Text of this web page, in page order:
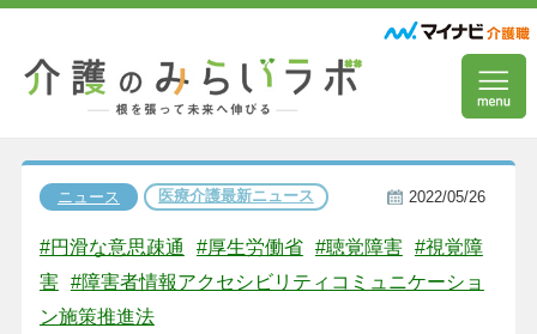
ニュース 医療介護最新ニュース 2022/05/26
#円滑な意思疎通 #厚生労働省 #聴覚障害 #視覚障
害 #障害者情報アクセシビリティコミュニケーショ
ン施策推進法